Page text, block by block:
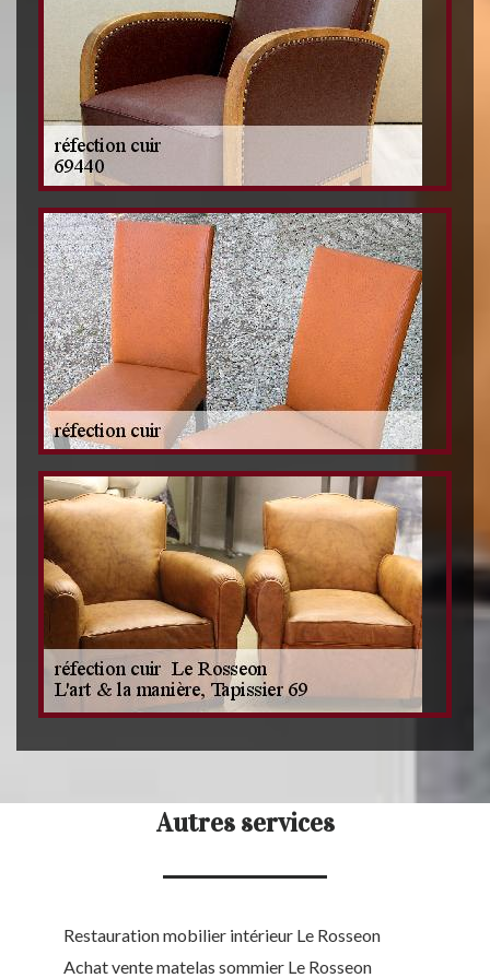
Autres services
Restauration mobilier intérieur Le Rosseon
Achat vente matelas sommier Le Rosseon